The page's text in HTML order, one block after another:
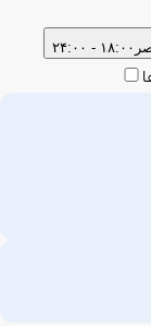
۱۸:۰۰ - ۲۴:۰۰